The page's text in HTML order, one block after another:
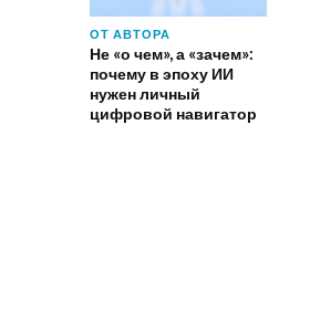
ОТ АВТОРА
Не «о чем», а «зачем»:
почему в эпоху ИИ
нужен личный
цифровой навигатор